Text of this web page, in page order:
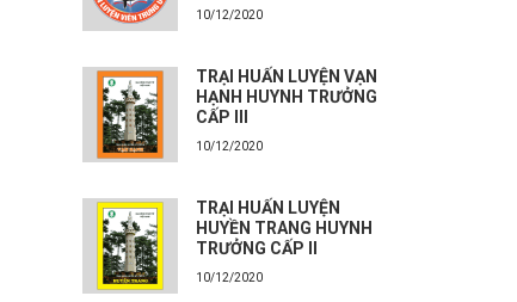
10/12/2020
TRẠI HUẤN LUYỆN VẠN
HẠNH HUYNH TRƯỞNG
CẤP III
10/12/2020
TRẠI HUẤN LUYỆN
HUYỀN TRANG HUYNH
TRƯỞNG CẤP II
10/12/2020